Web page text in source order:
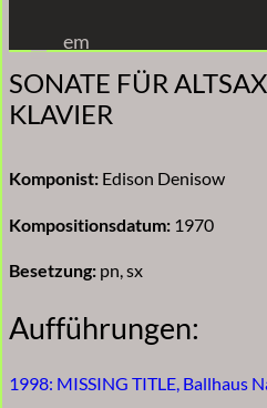
Inhalt
springen
em
SONATE FÜR
KLAVIER
Komponist: Edison Denisow
Kompositionsdatum: 1970
Besetzung: pn, sx
Aufführungen:
1998: MISSING TITLE, Ballhaus